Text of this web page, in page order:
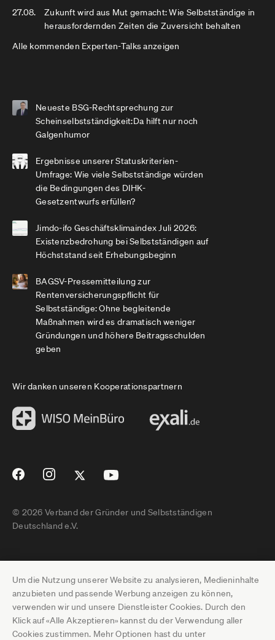
Um die Nutzung unserer Website zu analysieren, Medieninhalte
anzubieten und passende Werbung anzeigen zu können,
verwenden wir und unsere Dienstleister Cookies. Durch den
Klick auf «Alle Akzeptieren» kannst du der Verwendung aller
Cookies zustimmen. Mehr Optionen hast du unter
27.08.
Zukunft wird aus Mut gemacht: Wie Selbstständige in
herausfordernden Zeiten die Zuversicht behalten
Alle kommenden Experten-Talks anzeigen
Neueste BSG-Rechtsprechung zur
Scheinselbstständigkeit:Da hilft nur noch
Galgenhumor
Ergebnisse unserer Statuskriterien-
Umfrage: Wie viele Selbstständige würden
die Bedingungen des DIHK-
Gesetzentwurfs erfüllen?
Jimdo-ifo Geschäftsklimaindex Juli 2026:
Existenzbedrohung bei Selbstständigen auf
Höchststand seit Erhebungsbeginn
BAGSV-Pressemitteilung zur
Rentenversicherungspflicht für
Selbstständige: Ohne begleitende
Maßnahmen wird es dramatisch weniger
Gründungen und höhere Beitragsschulden
geben
Wir danken unseren Kooperationspartnern
© 2026 Verband der Gründer und Selbstständigen
Deutschland e.V.
Impressum
Datenschutz
Pressebereich